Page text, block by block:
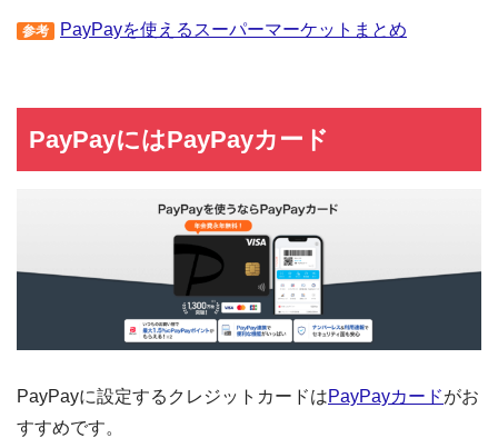
参考 PayPayを使えるスーパーマーケットまとめ
PayPayにはPayPayカード
PayPayに設定するクレジットカードはPayPayカードがお
すすめです。